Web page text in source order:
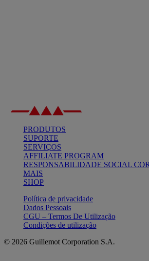
PRODUTOS
SUPORTE
SERVIÇOS
AFFILIATE PROGRAM
RESPONSABILIDADE SOCIAL
MAIS
SHOP
Política de privacidade
Dados Pessoais
CGU – Termos De Utilização
Condições de utilização
© 2026 Guillemot Corporation S.A.